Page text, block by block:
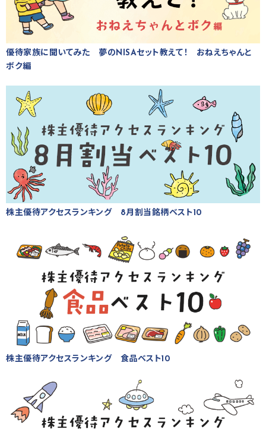
優待家族に聞いてみた 夢のNISAセット教えて！ おねえちゃんと
ボク編
株主優待アクセスランキング 8月割当銘柄ベスト10
株主優待アクセスランキング 食品ベスト10